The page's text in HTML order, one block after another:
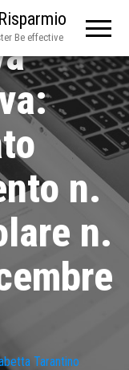
Be effective
n.
n.
Tarantino